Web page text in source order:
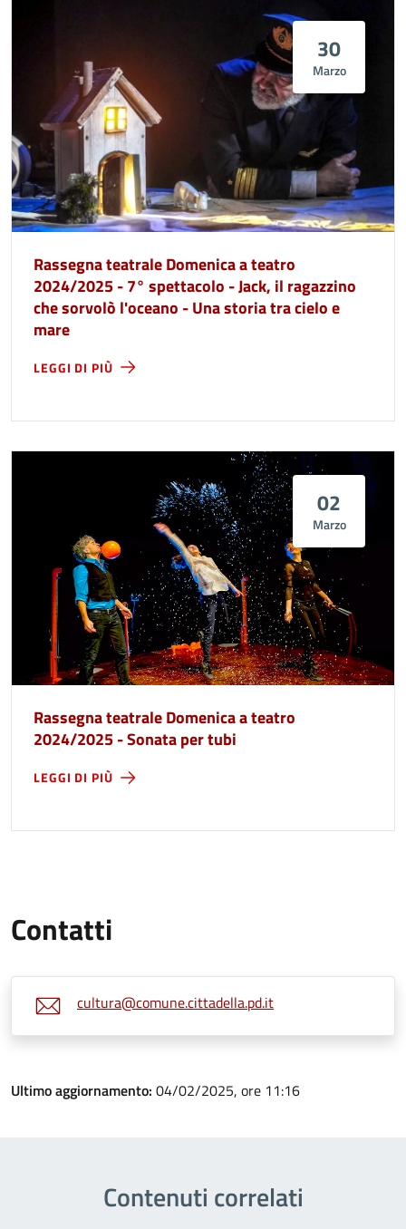
30
Marzo
Rassegna teatrale Domenica a teatro
2024/2025 - 7° spettacolo - Jack, il ragazzino
che sorvolò l'oceano - Una storia tra cielo e
mare
LEGGI DI PIÙ
02
Marzo
Rassegna teatrale Domenica a teatro
2024/2025 - Sonata per tubi
LEGGI DI PIÙ
Contatti
cultura@comune.cittadella.pd.it
Ultimo aggiornamento: 04/02/2025, ore 11:16
Contenuti correlati